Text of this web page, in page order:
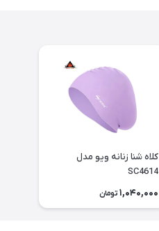
کلاه شنا زنانه ویو مدل
SC4614
1,040,000 تومان